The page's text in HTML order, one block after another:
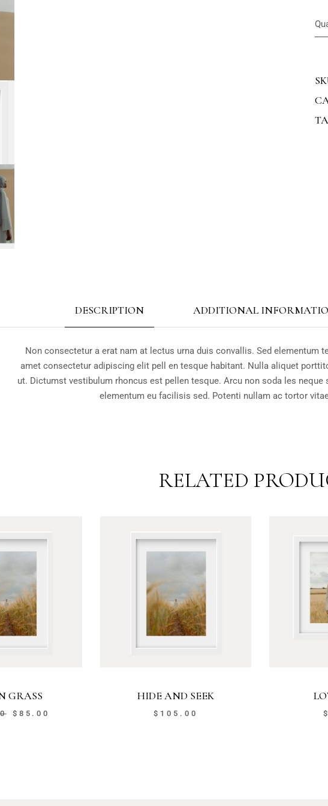
DESCRIPTION ADDITIONAL
Non consectetur a erat nam at lectus urna duis convallis. Sed elementum
amet consectetur adipiscing elit pell en tesque habitant. Nulla aliquet
ut. Dictumst vestibulum rhoncus est pellen tesque. Arcu non soda les
elementum eu facilisis sed. Potenti nullam ac tortor
RELATED
GRASS
$ 85.00
HIDE AND SEEK
$ 105.00 $